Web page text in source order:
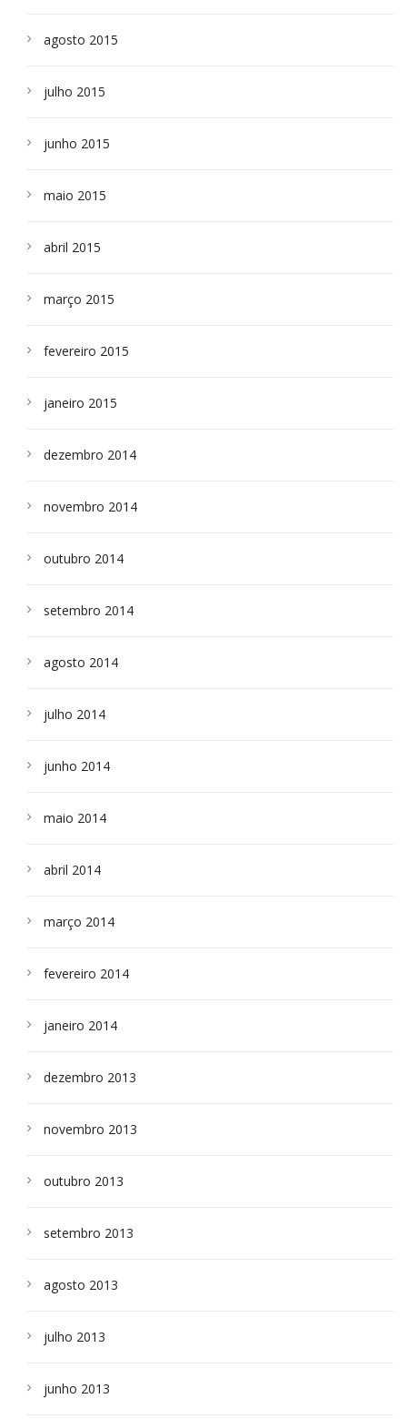
agosto 2015
julho 2015
junho 2015
maio 2015
abril 2015
março 2015
fevereiro 2015
janeiro 2015
dezembro 2014
novembro 2014
outubro 2014
setembro 2014
agosto 2014
julho 2014
junho 2014
maio 2014
abril 2014
março 2014
fevereiro 2014
janeiro 2014
dezembro 2013
novembro 2013
outubro 2013
setembro 2013
agosto 2013
julho 2013
junho 2013